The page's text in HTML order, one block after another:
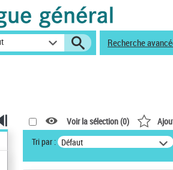
Recherche
Voir la sélection (0)
Tri par : Défaut